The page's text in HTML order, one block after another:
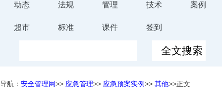
动态 法规 管理 技术 案例
超市 标准 课件 签到
导航： 安全管理网>> 应急管理>> 应急预案实例>> 其他>>正文